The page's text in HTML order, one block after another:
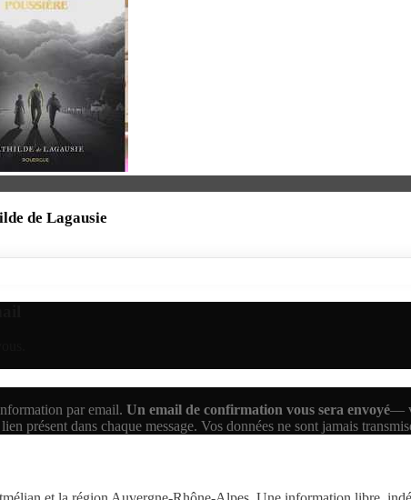
de Lagausie
par email. Un email de confirmation vous sera envoyé—
présent dans chaque message. Vos données ne sont jamais